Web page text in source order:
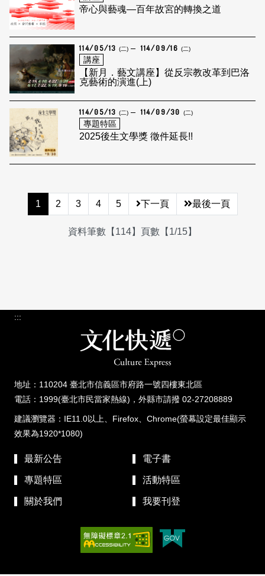
帝心與藝魂—百年故宮的轉換之道
114/05/13 (二) 114/09/16 (二)
講座
【新月．藝文講座】從反宗教改革到巴洛
克藝術的演進(上)
114/05/13 (二) 114/09/30 (二)
專題特區
2025後生文學獎 徵件延長!!
1 2 3 4 5 下一頁 最後一頁
資料筆數【114】頁數【1/15】
:::
地址：110204 臺北市信義區市府路一號四樓東北區
電話：1999(臺北市民當家熱線)，外縣市請撥 02-27208889
建議瀏覽器：IE11.0以上、Firefox、Chrome(螢幕設定最佳顯示
效果為1920*1080)
最新公告 電子書
專題特區 活動特區
關於我們 我要刊登